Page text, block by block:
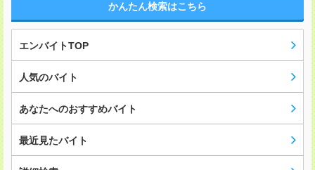
かんたん検索はこちら
エンバイトTOP
人気のバイト
あなたへのおすすめバイト
最近見たバイト